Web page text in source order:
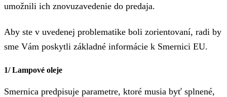
umožnili ich znovuzavedenie do predaja.
Aby ste v uvedenej problematike boli zorientovaní, radi by
sme Vám poskytli základné informácie k Smernici EU.
1/ Lampové oleje
Smernica predpisuje parametre, ktoré musia byť splnené,